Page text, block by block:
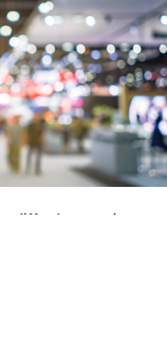
diffusée ce mois